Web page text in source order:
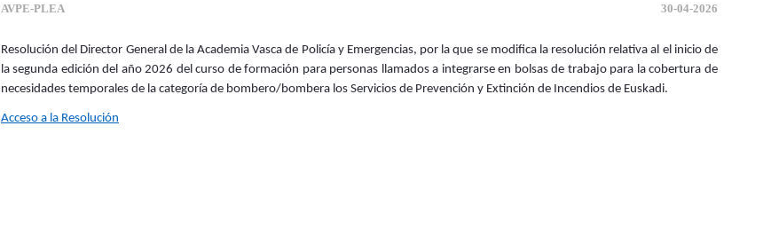
AVPE-PLEA 30-04-2026
Resolución del Director General de la Academia Vasca de Policía y Emergencias, por la que se modifica la resolución relativa al el inicio de
la segunda edición del año 2026 del curso de formación para personas llamados a integrarse en bolsas de trabajo para la cobertura de
necesidades temporales de la categoría de bombero/bombera los Servicios de Prevención y Extinción de Incendios de Euskadi.
Acceso a la Resolución